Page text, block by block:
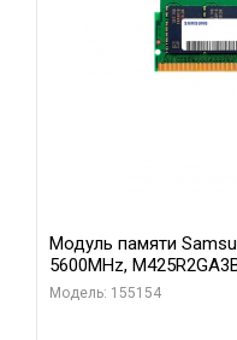
Модуль памяти
5600MHz,
Модель: 155154